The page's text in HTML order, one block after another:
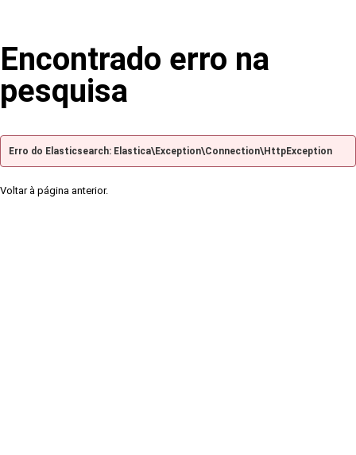
Encontrado erro na
pesquisa
Erro do Elasticsearch: Elastica\Exception\Connection\HttpException
Voltar à página anterior.